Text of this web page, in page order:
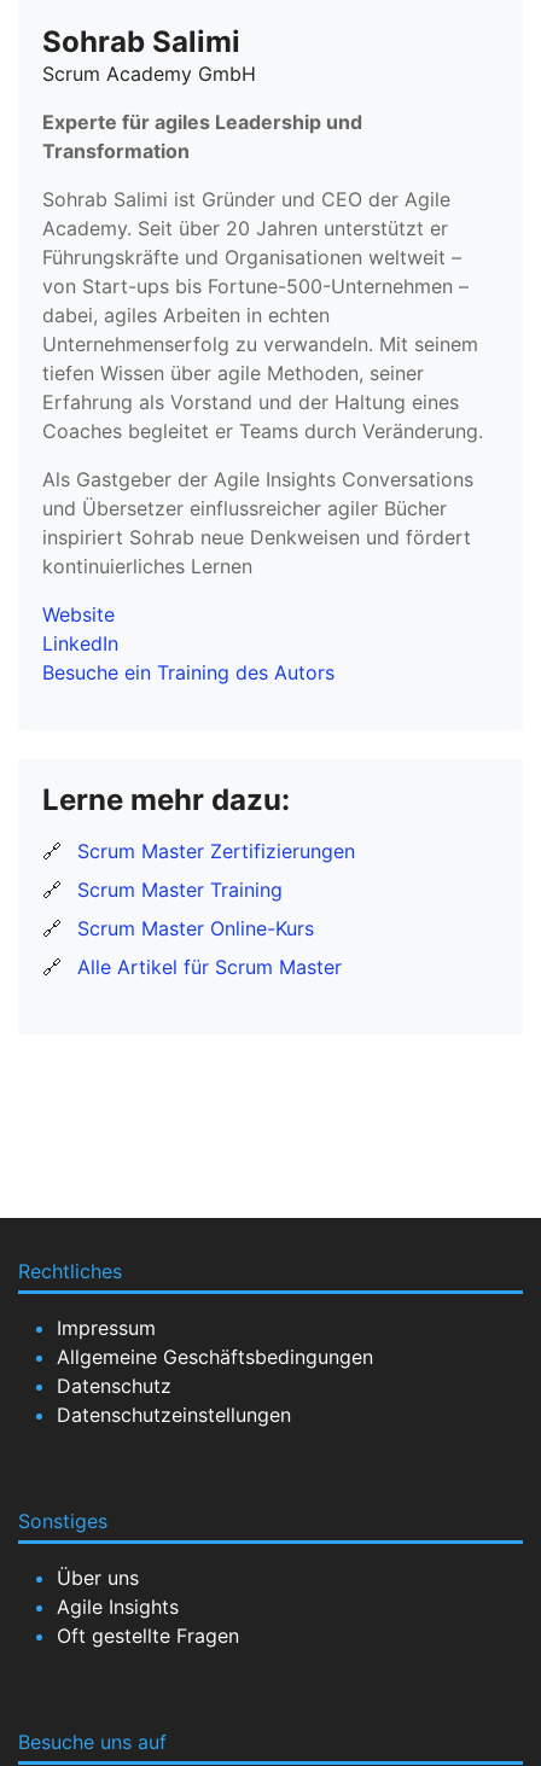
Sohrab Salimi
Scrum Academy GmbH
Experte für agiles Leadership und
Transformation
Sohrab Salimi ist Gründer und CEO der Agile
Academy. Seit über 20 Jahren unterstützt er
Führungskräfte und Organisationen weltweit –
von Start-ups bis Fortune-500-Unternehmen –
dabei, agiles Arbeiten in echten
Unternehmenserfolg zu verwandeln. Mit seinem
tiefen Wissen über agile Methoden, seiner
Erfahrung als Vorstand und der Haltung eines
Coaches begleitet er Teams durch Veränderung.
Als Gastgeber der Agile Insights Conversations
und Übersetzer einflussreicher agiler Bücher
inspiriert Sohrab neue Denkweisen und fördert
kontinuierliches Lernen
Website
LinkedIn
Besuche ein Training des Autors
Lerne mehr dazu:
🔗
Scrum Master Zertifizierungen
🔗
Scrum Master Training
🔗
Scrum Master Online-Kurs
🔗
Alle Artikel für Scrum Master
Rechtliches
Impressum
Allgemeine Geschäftsbedingungen
Datenschutz
Datenschutzeinstellungen
Sonstiges
Über uns
Agile Insights
Oft gestellte Fragen
Besuche uns auf